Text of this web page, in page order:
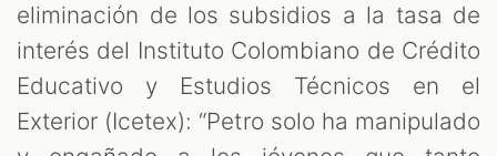
eliminación de los subsidios a la tasa de
interés del Instituto Colombiano de Crédito
Educativo y Estudios Técnicos en el
Exterior (Icetex): “Petro solo ha manipulado